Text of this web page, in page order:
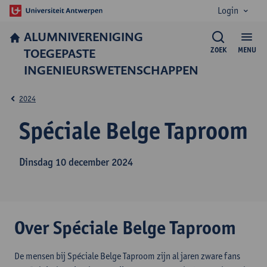
Login
ALUMNIVERENIGING
TOEGEPASTE
INGENIEURSWETENSCHAPPEN
MENU
ZOEK
Spéciale Belge Taproom
Dinsdag 10 december 2024
2024
Over Spéciale Belge Taproom
De mensen bij Spéciale Belge Taproom zijn al jaren zware fans